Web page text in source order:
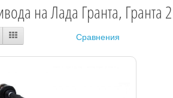
на Лада Гранта, Гранта 2
Сравнения